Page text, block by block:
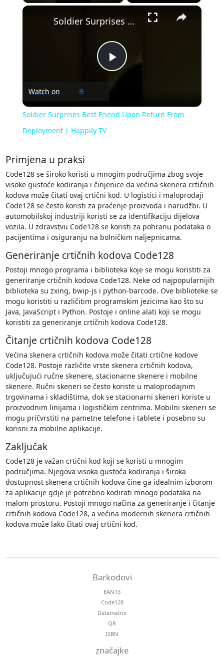
×
Play
Soldier Surprises Best Friend Upon Return From Deployment | Happily TV
Watch on
Soldier Surprises Best Friend Upon Return From
Deployment | Happily TV
Primjena u praksi
Code128 se široko koristi u mnogim područjima zbog svoje
visoke gustoće kodiranja i činjenice da većina skenera crtičnih
kodova može čitati ovaj crtični kod. U logistici i maloprodaji
Code128 se često koristi za praćenje proizvoda i narudžbi. U
automobilskoj industriji koristi se za identifikaciju dijelova
vozila. U zdravstvu Code128 se koristi za pohranu podataka o
pacijentima i osiguranju na bolničkim naljepnicama.
Generiranje crtičnih kodova Code128
Postoji mnogo programa i biblioteka koje se mogu koristiti za
generiranje crtičnih kodova Code128. Neke od najpopularnijih
biblioteka su zxing, bwip-js i python-barcode. Ove biblioteke se
mogu koristiti u različitim programskim jezicima kao što su
Java, JavaScript i Python. Postoje i online alati koji se mogu
koristiti za generiranje crtičnih kodova Code128.
Čitanje crtičnih kodova Code128
Većina skenera crtičnih kodova može čitati crtične kodove
Code128. Postoje različite vrste skenera crtičnih kodova,
uključujući ručne skenere, stacionarne skenere i mobilne
skenere. Ručni skeneri se često koriste u maloprodajnim
trgovinama i skladištima, dok se stacionarni skeneri koriste u
proizvodnim linijama i logističkim centrima. Mobilni skeneri se
mogu pričvrstiti na pametne telefone i tablete i posebno su
korisni za mobilne aplikacije.
Zaključak
Code128 je važan crtični kod koji se koristi u mnogim
područjima. Njegova visoka gustoća kodiranja i široka
dostupnost skenera crtičnih kodova čine ga idealnim izborom
za aplikacije gdje je potrebno kodirati mnogo podataka na
malom prostoru. Postoji mnogo načina za generiranje i čitanje
crtičnih kodova Code128, a većina modernih skenera crtičnih
kodova može lako čitati ovaj crtični kod.
Barkodovi
EAN13
Code128
Datamatrix
QR
ISBN
značajke